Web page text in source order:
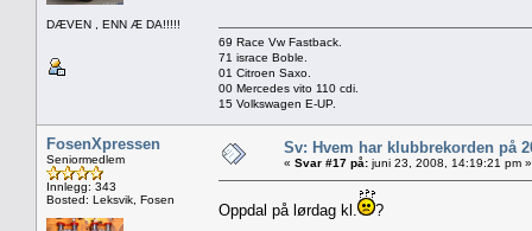
DÆVEN , ENN Æ DA!!!!!
69 Race Vw Fastback.
71 israce Boble.
01 Citroen Saxo.
00 Mercedes vito 110 cdi.
15 Volkswagen E-UP.
FosenXpressen
Seniormedlem
Innlegg: 343
Bosted: Leksvik, Fosen
Sv: Hvem har klubbrekorden på
« Svar #17 på: juni 23, 2008, 14:19:21 pm »
Oppdal på lørdag kl. ?